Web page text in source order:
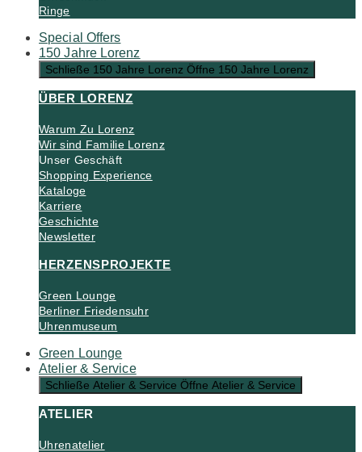
Ringe
Special Offers
150 Jahre Lorenz
Schließe 150 Jahre Lorenz Öffne 150 Jahre Lorenz
ÜBER LORENZ
Warum Zu Lorenz
Wir sind Familie Lorenz
Unser Geschäft
Shopping Experience
Kataloge
Karriere
Geschichte
Newsletter
HERZENSPROJEKTE
Green Lounge
Berliner Friedensuhr
Uhrenmuseum
Green Lounge
Atelier & Service
Schließe Atelier & Service Öffne Atelier & Service
ATELIER
Uhrenatelier